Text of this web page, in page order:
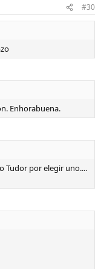
#30
Enhorabuena.
Tudor por elegir uno....